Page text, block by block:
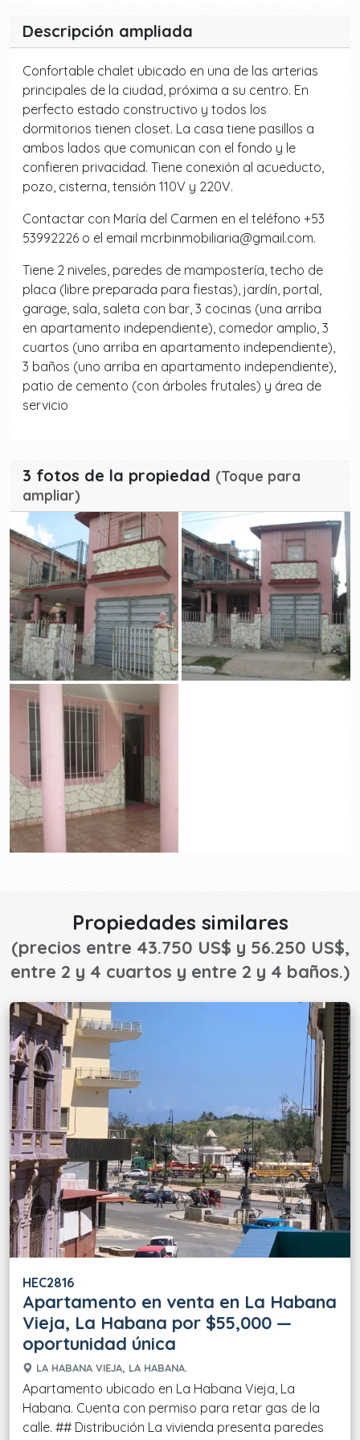
Descripción ampliada
Confortable chalet ubicado en una de las arterias
principales de la ciudad, próxima a su centro. En
perfecto estado constructivo y todos los
dormitorios tienen closet. La casa tiene pasillos a
ambos lados que comunican con el fondo y le
confieren privacidad. Tiene conexión al acueducto,
pozo, cisterna, tensión 110V y 220V.
Contactar con María del Carmen en el teléfono +53
53992226 o el email mcrbinmobiliaria@gmail.com.
Tiene 2 niveles, paredes de mampostería, techo de
placa (libre preparada para fiestas), jardín, portal,
garage, sala, saleta con bar, 3 cocinas (una arriba
en apartamento independiente), comedor amplio, 3
cuartos (uno arriba en apartamento independiente),
3 baños (uno arriba en apartamento independiente),
patio de cemento (con árboles frutales) y área de
servicio
3 fotos de la propiedad (Toque para
ampliar)
Propiedades similares
(precios entre 43.750 US$ y 56.250 US$,
entre 2 y 4 cuartos y entre 2 y 4 baños.)
HEC2816
Apartamento en venta en La Habana
Vieja, La Habana por $55,000 —
oportunidad única
LA HABANA VIEJA, LA HABANA.
Apartamento ubicado en La Habana Vieja, La
Habana. Cuenta con permiso para retar gas de la
calle. ## Distribución La vivienda presenta paredes